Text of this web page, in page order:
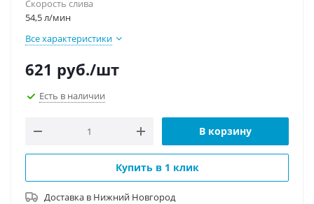
Скорость слива
54,5 л/мин
Все характеристики
621 руб./шт
Есть в наличии
В корзину
Купить в 1 клик
Доставка в Нижний Новгород